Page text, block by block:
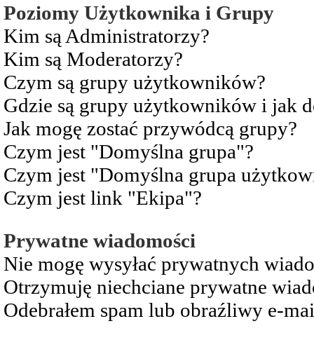
Poziomy Użytkownika i Grupy
Kim są Administratorzy?
Kim są Moderatorzy?
Czym są grupy użytkowników?
Gdzie są grupy użytkowników i jak
Jak mogę zostać przywódcą grupy?
Czym jest "Domyślna grupa"?
Czym jest "Domyślna grupa
Czym jest link "Ekipa"?
Prywatne wiadomości
Nie mogę wysyłać prywatnych
Otrzymuję niechciane prywatne
Odebrałem spam lub obraźliwy e-